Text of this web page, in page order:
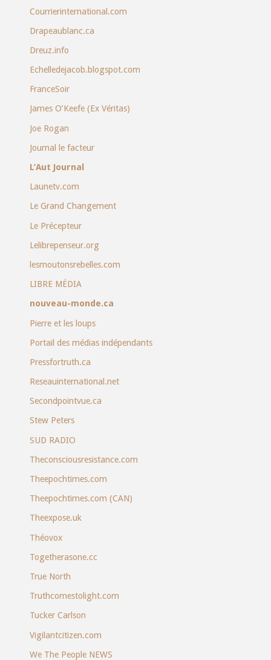
Courrierinternational.com
Drapeaublanc.ca
Dreuz.info
Echelledejacob.blogspot.com
FranceSoir
James O’Keefe (Ex Véritas)
Joe Rogan
Journal le facteur
L’Aut Journal
Launetv.com
Le Grand Changement
Le Précepteur
Lelibrepenseur.org
lesmoutonsrebelles.com
LIBRE MÉDIA
nouveau-monde.ca
Pierre et les loups
Portail des médias indépendants
Pressfortruth.ca
Reseauinternational.net
Secondpointvue.ca
Stew Peters
SUD RADIO
Theconsciousresistance.com
Theepochtimes.com
Theepochtimes.com (CAN)
Theexpose.uk
Théovox
Togetherasone.cc
True North
Truthcomestolight.com
Tucker Carlson
Vigilantcitizen.com
We The People NEWS